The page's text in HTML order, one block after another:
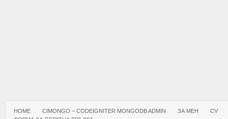
HOME CIMONGO – CODEIGNITER MONGODB ADMIN ЗА МЕН
CV